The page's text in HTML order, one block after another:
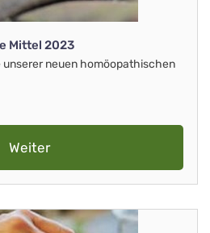
Mittel 2023
unserer neuen homöopathischen
Weiter